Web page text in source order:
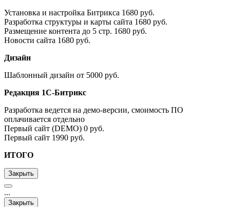
Установка и настройка Битрикса 1680 руб.
Разработка структуры и карты сайта 1680 руб.
Размещение контента до 5 стр. 1680 руб.
Новости сайта 1680 руб.
Дизайн
Шаблонный дизайн от 5000 руб.
Редакция 1С-Битрикс
Разработка ведется на демо-версии, смоимость ПО
оплачивается отдельно
Первый сайт (DEMO) 0 руб.
Первый сайт 1990 руб.
ИТОГО
Закрыть
...
Закрыть